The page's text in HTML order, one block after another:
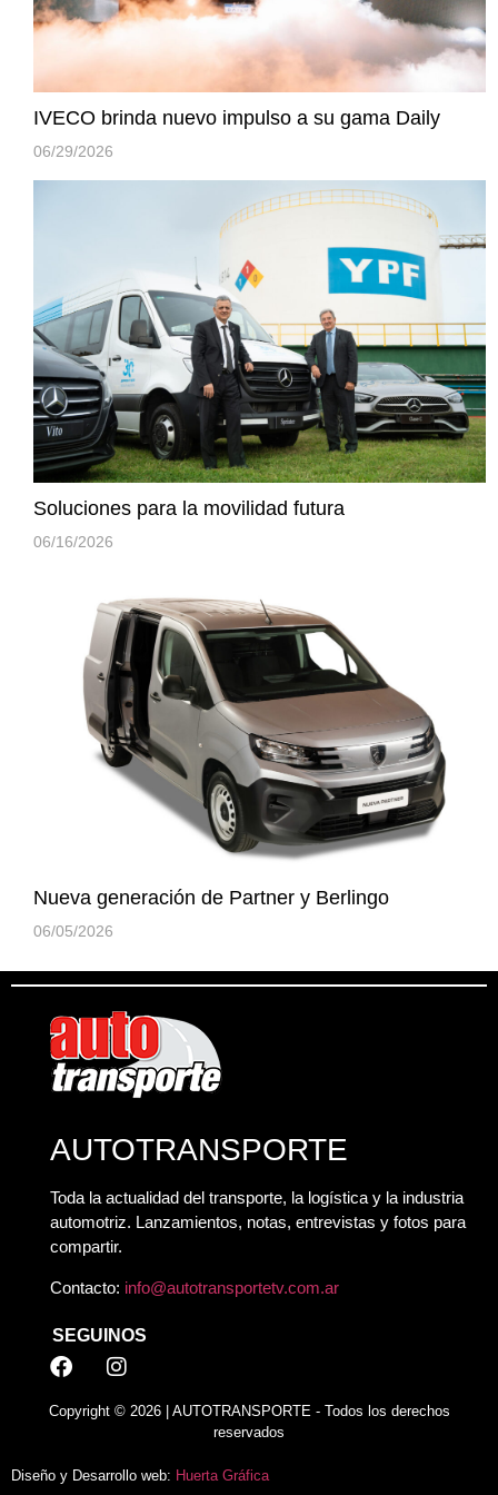
IVECO brinda nuevo impulso a su gama Daily
06/29/2026
Soluciones para la movilidad futura
06/16/2026
Nueva generación de Partner y Berlingo
06/05/2026
AUTOTRANSPORTE
Toda la actualidad del transporte, la logística y la industria
automotriz. Lanzamientos, notas, entrevistas y fotos para
compartir.
Contacto: info@autotransportetv.com.ar
SEGUINOS
Copyright © 2026 | AUTOTRANSPORTE - Todos los derechos
reservados
Diseño y Desarrollo web: Huerta Gráfica